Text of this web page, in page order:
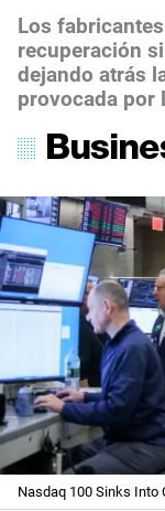
Los
recuperación
dejando atrás
provocada por
Nasdaq 100 Sinks Into